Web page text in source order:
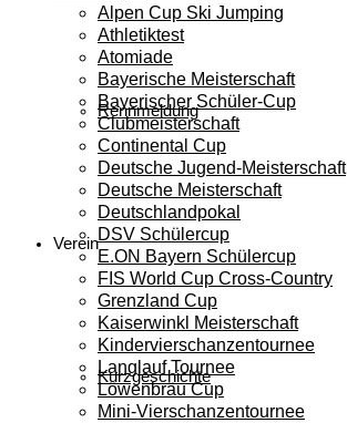
Rennmeldung
Verein
Kurzgeschichte
Alpen Cup Ski Jumping
Athletiktest
Atomiade
Bayerische Meisterschaft
Bayerischer Schüler-Cup
Clubmeisterschaft
Continental Cup
Deutsche Jugend-Meisterschaft
Deutsche Meisterschaft
Deutschlandpokal
DSV Schülercup
E.ON Bayern Schülercup
FIS World Cup Cross-Country
Grenzland Cup
Kaiserwinkl Meisterschaft
Kindervierschanzentournee
Langlauf Tournee
Löwenbräu Cup
Mini-Vierschanzentournee